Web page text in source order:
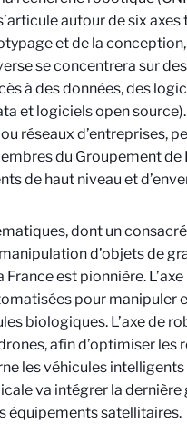
autour de six
et de la conception,
se concentrera sur
à des données, des
et logiciels open
réseaux d’entreprises,
du Groupement de
de haut niveau et
dont un
d’objets de
est pionnière.
pour manipuler
biologiques. L’axe de
afin d’optimiser les
les véhicules
va intégrer la
équipements satellitaires.